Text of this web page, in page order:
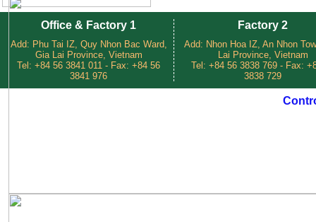
Office & Factory 1
Add: Phu Tai IZ, Quy Nhon Bac Ward,
Gia Lai Province, Vietnam
Tel: +84 56 3841 011 - Fax: +84 56
3841 976
Factory 2
Add: Nhon Hoa IZ, An Nhon
Lai Province, Vietnam
Tel: +84 56 3838 769 - Fax:
3838 729